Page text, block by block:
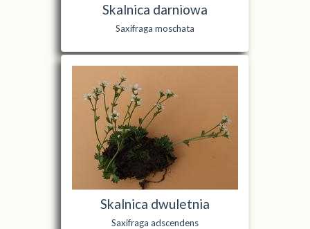
Skalnica darniowa
Saxifraga moschata
Skalnica dwuletnia
Saxifraga adscendens